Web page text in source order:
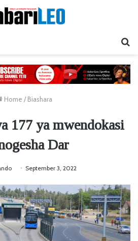
Home / Biashara
177 ya mwendokasi
Dar
September 3, 2022